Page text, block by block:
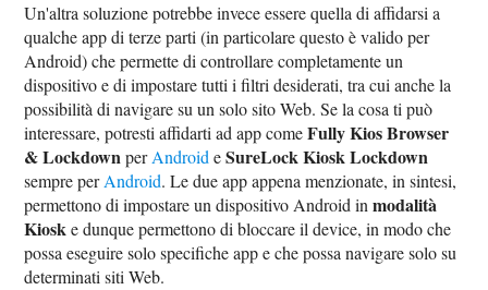
Un'altra soluzione potrebbe invece essere quella di affidarsi a
qualche app di terze parti (in particolare questo è valido per
Android) che permette di controllare completamente un
dispositivo e di impostare tutti i filtri desiderati, tra cui anche la
possibilità di navigare su un solo sito Web. Se la cosa ti può
interessare, potresti affidarti ad app comeFully Kios Browser
& LockdownperAndroideSureLock Kiosk Lockdown
sempre perAndroid. Le due app appena menzionate, in sintesi,
permettono di impostare un dispositivo Android inmodalità
Kioske dunque permettono di bloccare il device, in modo che
possa eseguire solo specifiche app e che possa navigare solo su
determinati siti Web.